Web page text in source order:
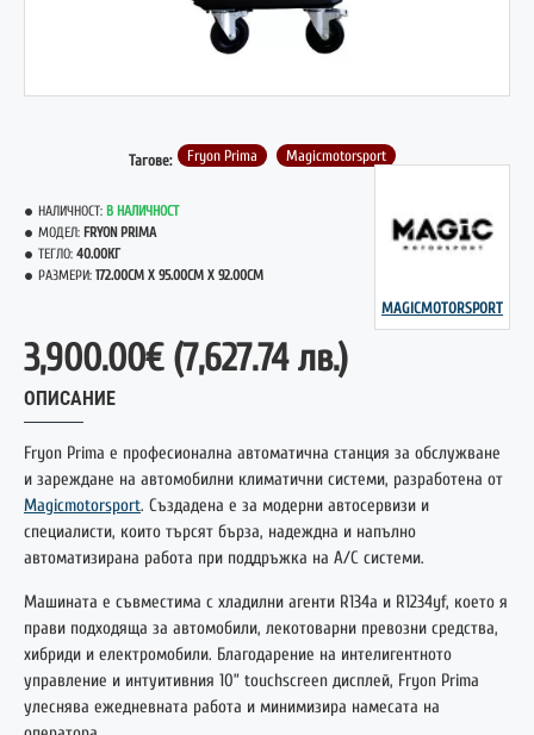
Тагове: Fryon Prima Magicmotorsport
НАЛИЧНОСТ: В НАЛИЧНОСТ
МОДЕЛ: FRYON PRIMA
ТЕГЛО: 40.00КГ
РАЗМЕРИ: 172.00CM X 95.00CM X 92.00CM
MAGICMOTORSPORT
3,900.00€ (7,627.74 лв.)
ОПИСАНИЕ
Fryon Prima е професионална автоматична станция за обслужване
и зареждане на автомобилни климатични системи, разработена от
Magicmotorsport. Създадена е за модерни автосервизи и
специалисти, които търсят бърза, надеждна и напълно
автоматизирана работа при поддръжка на A/C системи.
Машината е съвместима с хладилни агенти R134a и R1234yf, което я
прави подходяща за автомобили, лекотоварни превозни средства,
хибриди и електромобили. Благодарение на интелигентното
управление и интуитивния 10” touchscreen дисплей, Fryon Prima
улеснява ежедневната работа и минимизира намесата на